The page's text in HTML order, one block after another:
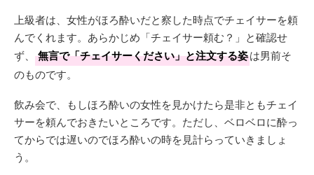
上級者は、女性がほろ酔いだと察した時点でチェイサーを頼
んでくれます。あらかじめ「チェイサー頼む？」と確認せ
ず、
無言で「チェイサーください」と注文する姿は男前そ
のものです。
飲み会で、もしほろ酔いの女性を見かけたら是非ともチェイ
サーを頼んでおきたいところです。ただし、ベロベロに酔っ
てからでは遅いのでほろ酔いの時を見計らっていきましょ
う。